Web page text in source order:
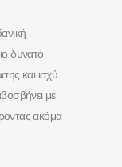
δυνατό
και ισχύ
με
ακόμα